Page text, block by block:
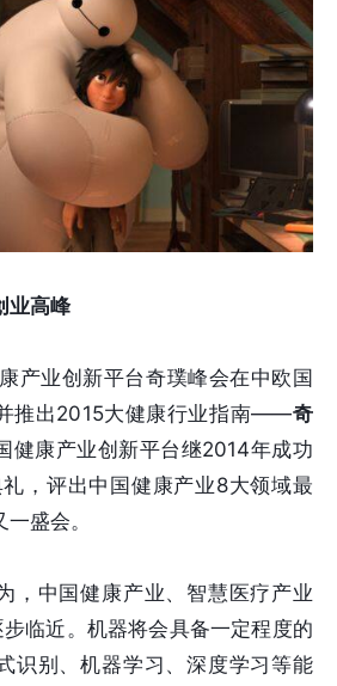
业高峰
产业创新平台奇璞峰会在中欧国
推出2015大健康行业指南——奇
健康产业创新平台继2014年成功
礼，评出中国健康产业8大领域最
盛会。
，中国健康产业、智慧医疗产业
步临近。机器将会具备一定程度的
识别、机器学习、深度学习等能